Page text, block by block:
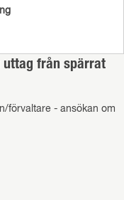
uttag från spärrat
förvaltare - ansökan om